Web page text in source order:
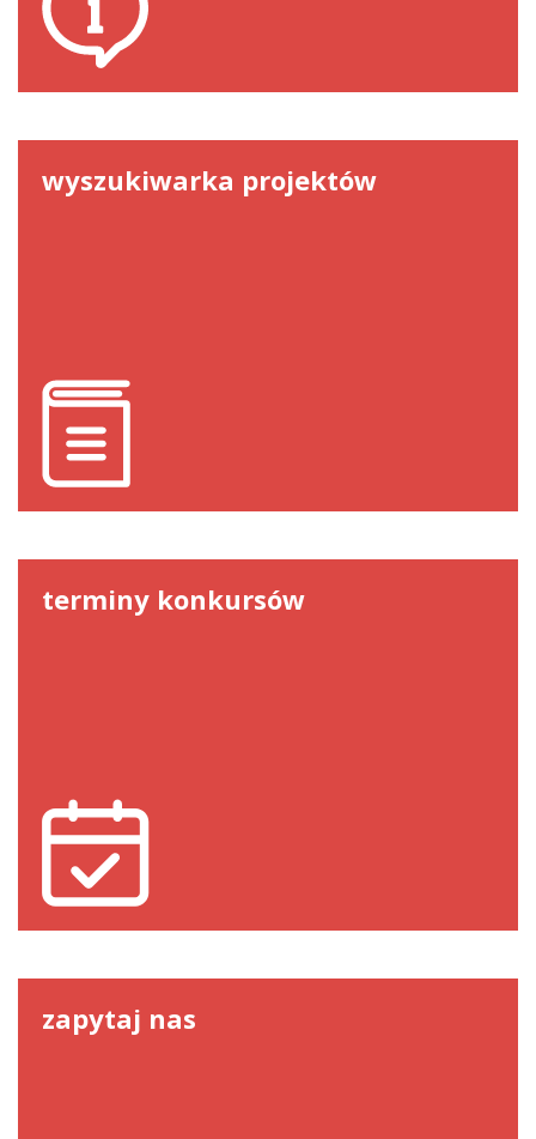
wyszukiwarka projektów
terminy konkursów
zapytaj nas